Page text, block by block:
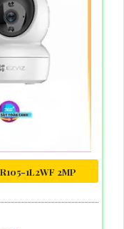
1L2WF 2MP